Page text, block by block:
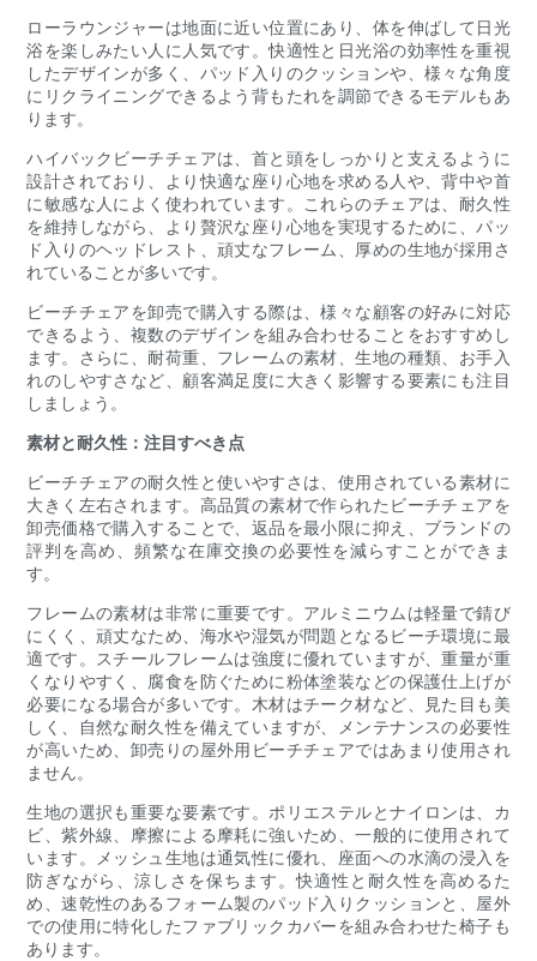
ローラウンジャーは地面に近い位置にあり、体を伸ばして日光
浴を楽しみたい人に人気です。快適性と日光浴の効率性を重視
したデザインが多く、パッド入りのクッションや、様々な角度
にリクライニングできるよう背もたれを調節できるモデルもあ
ります。
ハイバックビーチチェアは、首と頭をしっかりと支えるように
設計されており、より快適な座り心地を求める人や、背中や首
に敏感な人によく使われています。これらのチェアは、耐久性
を維持しながら、より贅沢な座り心地を実現するために、パッ
ド入りのヘッドレスト、頑丈なフレーム、厚めの生地が採用さ
れていることが多いです。
ビーチチェアを卸売で購入する際は、様々な顧客の好みに対応
できるよう、複数のデザインを組み合わせることをおすすめし
ます。さらに、耐荷重、フレームの素材、生地の種類、お手入
れのしやすさなど、顧客満足度に大きく影響する要素にも注目
しましょう。
素材と耐久性：注目すべき点
ビーチチェアの耐久性と使いやすさは、使用されている素材に
大きく左右されます。高品質の素材で作られたビーチチェアを
卸売価格で購入することで、返品を最小限に抑え、ブランドの
評判を高め、頻繁な在庫交換の必要性を減らすことができま
す。
フレームの素材は非常に重要です。アルミニウムは軽量で錆び
にくく、頑丈なため、海水や湿気が問題となるビーチ環境に最
適です。スチールフレームは強度に優れていますが、重量が重
くなりやすく、腐食を防ぐために粉体塗装などの保護仕上げが
必要になる場合が多いです。木材はチーク材など、見た目も美
しく、自然な耐久性を備えていますが、メンテナンスの必要性
が高いため、卸売りの屋外用ビーチチェアではあまり使用され
ません。
生地の選択も重要な要素です。ポリエステルとナイロンは、カ
ビ、紫外線、摩擦による摩耗に強いため、一般的に使用されて
います。メッシュ生地は通気性に優れ、座面への水滴の浸入を
防ぎながら、涼しさを保ちます。快適性と耐久性を高めるた
め、速乾性のあるフォーム製のパッド入りクッションと、屋外
での使用に特化したファブリックカバーを組み合わせた椅子も
あります。